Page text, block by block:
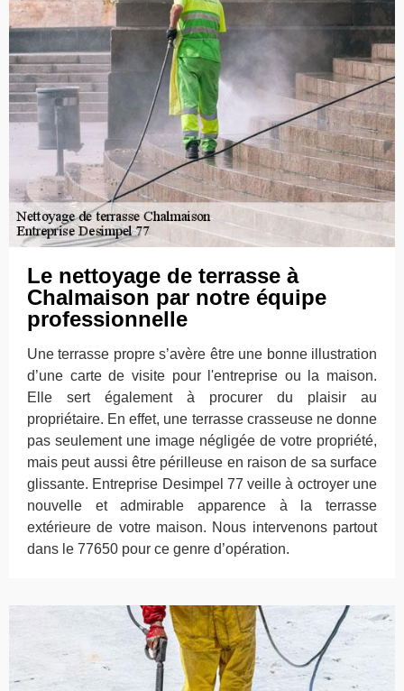
Le nettoyage de terrasse à
Chalmaison par notre équipe
professionnelle
Une terrasse propre s’avère être une bonne illustration
d’une carte de visite pour l'entreprise ou la maison.
Elle sert également à procurer du plaisir au
propriétaire. En effet, une terrasse crasseuse ne donne
pas seulement une image négligée de votre propriété,
mais peut aussi être périlleuse en raison de sa surface
glissante. Entreprise Desimpel 77 veille à octroyer une
nouvelle et admirable apparence à la terrasse
extérieure de votre maison. Nous intervenons partout
dans le 77650 pour ce genre d’opération.